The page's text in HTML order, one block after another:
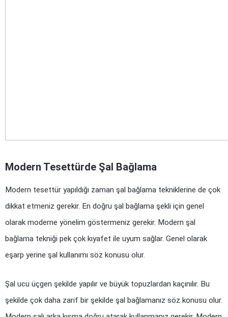
Modern Tesettürde Şal Bağlama
Modern tesettür yapıldığı zaman şal bağlama tekniklerine de çok
dikkat etmeniz gerekir. En doğru şal bağlama şekli için genel
olarak moderne yönelim göstermeniz gerekir. Modern şal
bağlama tekniği pek çok kıyafet ile uyum sağlar. Genel olarak
eşarp yerine şal kullanımı söz konusu olur.
Şal ucu üçgen şekilde yapılır ve büyük topuzlardan kaçınılır. Bu
şekilde çok daha zarif bir şekilde şal bağlamanız söz konusu olur.